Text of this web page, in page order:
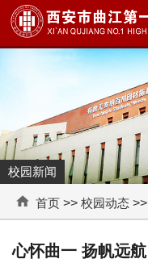
校园新闻
首页 >> 校园动态 >>
心怀曲一 扬帆远航